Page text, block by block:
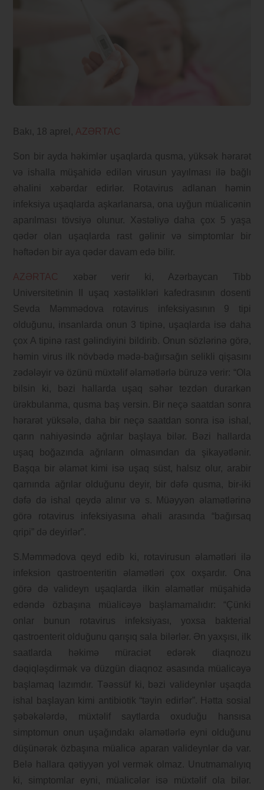
Bakı, 18 aprel, AZƏRTAC
Son bir ayda həkimlər uşaqlarda qusma, yüksək hərarət
və ishalla müşahidə edilən virusun yayılması ilə bağlı
əhalini xəbərdar edirlər. Rotavirus adlanan həmin
infeksiya uşaqlarda aşkarlanarsa, ona uyğun müalicənin
aparılması tövsiyə olunur. Xəstəliyə daha çox 5 yaşa
qədər olan uşaqlarda rast gəlinir və simptomlar bir
həftədən bir aya qədər davam edə bilir.
AZƏRTAC
xəbər verir ki, Azərbaycan Tibb
Universitetinin II uşaq xəstəlikləri kafedrasının dosenti
Sevda Məmmədova rotavirus infeksiyasının 9 tipi
olduğunu, insanlarda onun 3 tipinə, uşaqlarda isə daha
çox A tipinə rast gəlindiyini bildirib. Onun sözlərinə görə,
həmin virus ilk növbədə mədə-bağırsağın selikli qişasını
zədələyir və özünü müxtəlif əlamətlərlə büruzə verir: “Ola
bilsin ki, bəzi hallarda uşaq səhər tezdən durarkən
ürəkbulanma, qusma baş versin. Bir neçə saatdan sonra
hərarət yüksələ, daha bir neçə saatdan sonra isə ishal,
qarın nahiyəsində ağrılar başlaya bilər. Bəzi hallarda
uşaq boğazında ağrıların olmasından da şikayətlənir.
Başqa bir əlamət kimi isə uşaq süst, halsız olur, arabir
qarnında ağrılar olduğunu deyir, bir dəfə qusma, bir-iki
dəfə də ishal qeydə alınır və s. Müəyyən əlamətlərinə
görə rotavirus infeksiyasına əhali arasında “bağırsaq
qripi” də deyirlər”.
S.Məmmədova qeyd edib ki, rotavirusun əlamətləri ilə
infeksion qastroenteritin əlamətləri çox oxşardır. Ona
görə də valideyn uşaqlarda ilkin əlamətlər müşahidə
edəndə özbaşına müalicəyə başlamamalıdır: “Çünki
onlar bunun rotavirus infeksiyası, yoxsa bakterial
qastroenterit olduğunu qarışıq sala bilərlər. Ən yaxşısı, ilk
saatlarda həkimə müraciət edərək diaqnozu
dəqiqləşdirmək və düzgün diaqnoz əsasında müalicəyə
başlamaq lazımdır. Təəssüf ki, bəzi valideynlər uşaqda
ishal başlayan kimi antibiotik “təyin edirlər”. Hətta sosial
şəbəkələrdə, müxtəlif saytlarda oxuduğu hansısa
simptomun onun uşağındakı əlamətlərlə eyni olduğunu
düşünərək özbaşına müalicə aparan valideynlər də var.
Belə hallara qətiyyən yol vermək olmaz. Unutmamalıyıq
ki, simptomlar eyni, müalicələr isə müxtəlif ola bilər.